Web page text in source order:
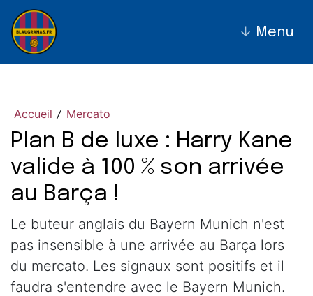
↓ Menu
Accueil / Mercato
Plan B de luxe : Harry Kane
valide à 100 % son arrivée
au Barça !
Le buteur anglais du Bayern Munich n'est
pas insensible à une arrivée au Barça lors
du mercato. Les signaux sont positifs et il
faudra s'entendre avec le Bayern Munich.